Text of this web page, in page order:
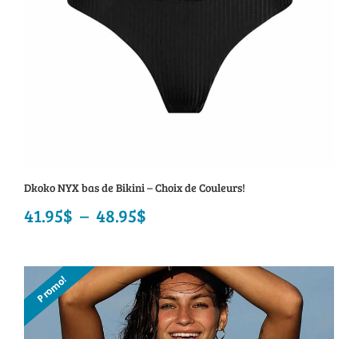
Dkoko NYX bas de Bikini – Choix de Couleurs!
41.95$ – 48.95$
prix :
41.95$
à
Promo!